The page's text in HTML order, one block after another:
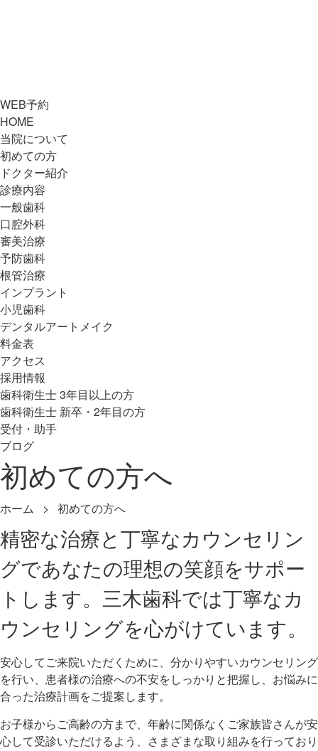
WEB予約
HOME
当院について
初めての方
ドクター紹介
診療内容
一般歯科
口腔外科
審美治療
予防歯科
根管治療
インプラント
小児歯科
デンタルアートメイク
料金表
アクセス
採用情報
歯科衛生士 3年目以上の方
歯科衛生士 新卒・2年目の方
受付・助手
ブログ
初めての方へ
ホーム > 初めての方へ
精密な治療と丁寧なカウンセリン
グであなたの理想の笑顔をサポー
トします。三木歯科では丁寧なカ
ウンセリングを心がけています。
安心してご来院いただくために、分かりやすいカウンセリング
を行い、患者様の治療への不安をしっかりと把握し、お悩みに
合った治療計画をご提案します。
お子様からご高齢の方まで、年齢に関係なくご家族皆さんが安
心して受診いただけるよう、さまざまな取り組みを行っており